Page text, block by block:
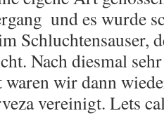
 und es wurde
Schluchtensauser,
Nach diesmal
waren wir dann
vereinigt. Lets